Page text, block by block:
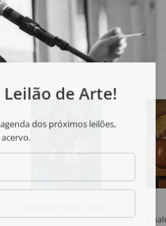
Vaso de Flor
de Arte!
dos próximos leilões,